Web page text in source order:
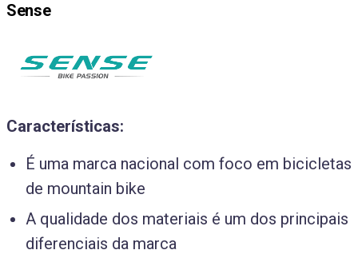
Sense
Características:
É uma marca nacional com foco em bicicletas
de mountain bike
A qualidade dos materiais é um dos principais
diferenciais da marca